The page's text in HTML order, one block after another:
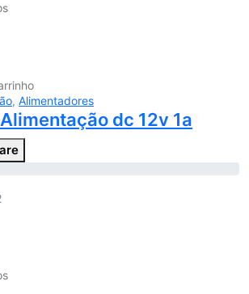
, Alimentadores
dc 12v 1a